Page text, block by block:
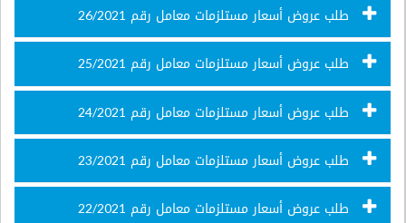
طلب عروض أسعار مستلزمات معامل رقم 26/2021
طلب عروض أسعار مستلزمات معامل رقم 25/2021
طلب عروض أسعار مستلزمات معامل رقم 24/2021
طلب عروض أسعار مستلزمات معامل رقم 23/2021
طلب عروض أسعار مستلزمات معامل رقم 22/2021